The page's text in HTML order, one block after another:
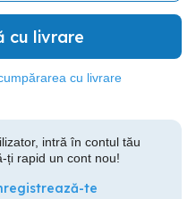
cu livrare
cu livrare
intră în contul tău
ți rapid un cont nou!
te